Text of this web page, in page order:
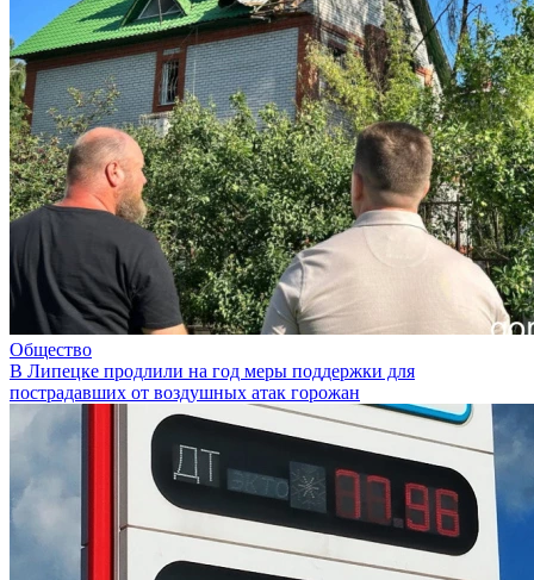
Общество
В Липецке продлили на год меры поддержки для
пострадавших от воздушных атак горожан